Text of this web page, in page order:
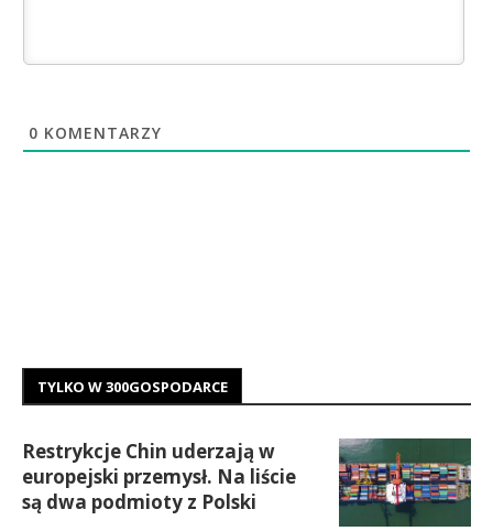
0 KOMENTARZY
TYLKO W 300GOSPODARCE
Restrykcje Chin uderzają w
europejski przemysł. Na liście
są dwa podmioty z Polski